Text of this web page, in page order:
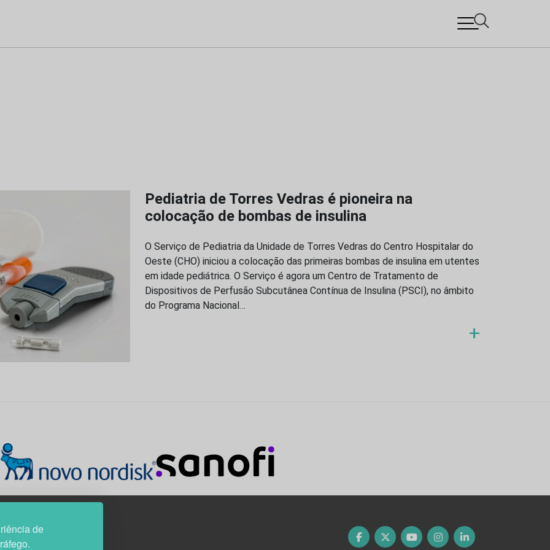
de
Pediatria de Torres Vedras é pioneira na
colocação de bombas de insulina
O Serviço de Pediatria da Unidade de Torres Vedras do Centro Hospitalar do
Oeste (CHO) iniciou a colocação das primeiras bombas de insulina em utentes
em idade pediátrica. O Serviço é agora um Centro de Tratamento de
Dispositivos de Perfusão Subcutânea Contínua de Insulina (PSCI), no âmbito
do Programa Nacional…
+
esc. 37